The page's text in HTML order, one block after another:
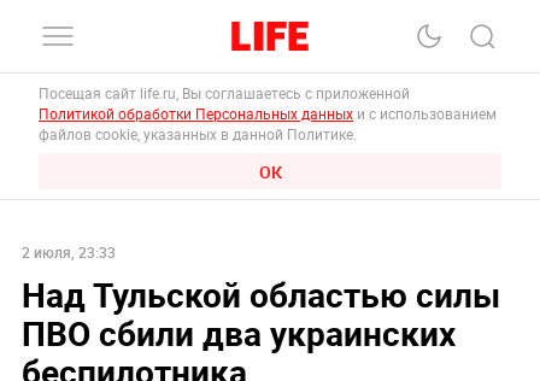
Посещая сайт life.ru, Вы соглашаетесь с приложенной
Политикой обработки Персональных данных и с использованием
файлов cookie, указанных в данной Политике.
ОК
2 июля, 23:33
Над Тульской областью силы
ПВО сбили два украинских
беспилотника